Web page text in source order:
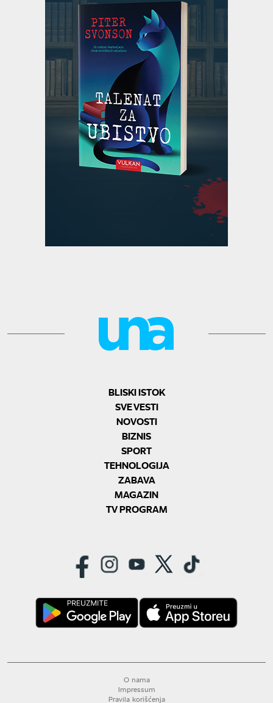
BLISKI ISTOK
SVE VESTI
NOVOSTI
BIZNIS
SPORT
TEHNOLOGIJA
ZABAVA
MAGAZIN
TV PROGRAM
O nama
Impressum
Pravila korišćenja